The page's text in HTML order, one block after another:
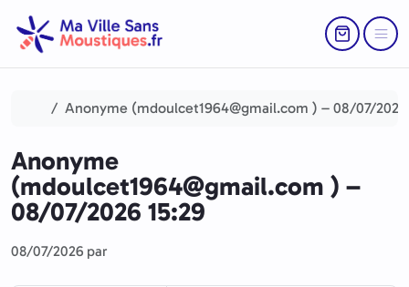
Return to
Menu
Accueil
Anonyme (mdoulcet1964@gmail.com ) – 08/07/2026
Anonyme
(mdoulcet1964@gmail.com ) –
08/07/2026 15:29
08/07/2026 par